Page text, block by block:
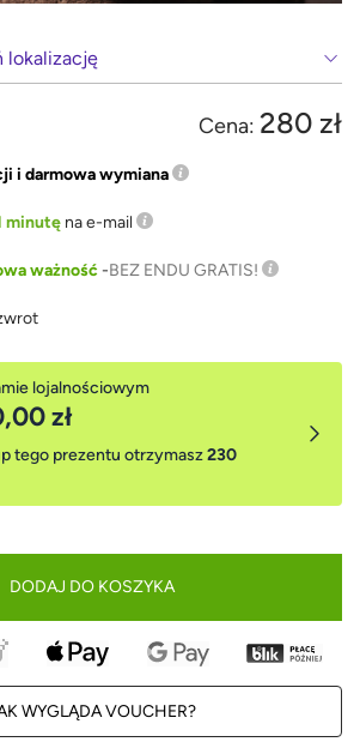
lokalizację
Cena: 280 zł
i darmowa wymiana
minutę na e-mail
ważność-BEZ ENDU GRATIS!
lojalnościowym
zł
tego prezentu otrzymasz230
DODAJ DO KOSZYKA
WYGLĄDA VOUCHER?